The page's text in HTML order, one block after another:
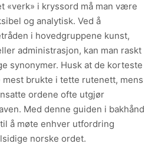
«verk» i kryssord må man være
og analytisk. Ved å
i hovedgruppene kunst,
administrasjon, kan man raskt
synonymer. Husk at de korteste
brukte i tette rutenett, mens
ordene ofte utgjør
Med denne guiden i bakhånd
å møte enhver utfordring
norske ordet.